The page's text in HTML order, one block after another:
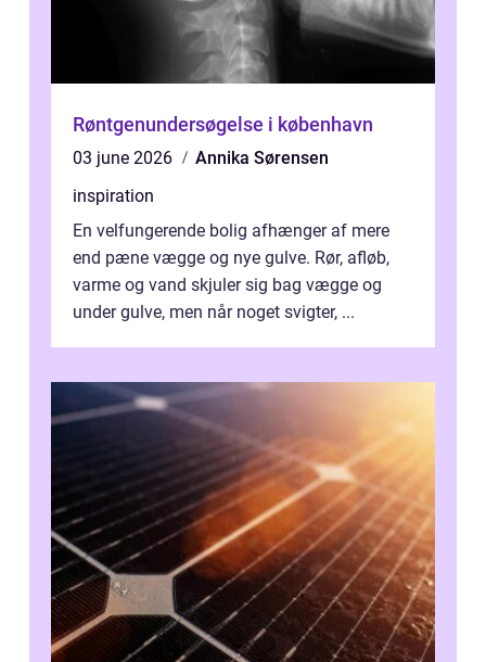
Røntgenundersøgelse i københavn
03 june 2026
Annika Sørensen
inspiration
En velfungerende bolig afhænger af mere
end pæne vægge og nye gulve. Rør, afløb,
varme og vand skjuler sig bag vægge og
under gulve, men når noget svigter, ...